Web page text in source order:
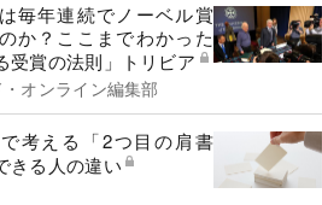
毎年連続でノーベル賞
か？ここまでわかった
受賞の法則」トリビア
オンライン編集部
考える「2つ目の肩書
きる人の違い